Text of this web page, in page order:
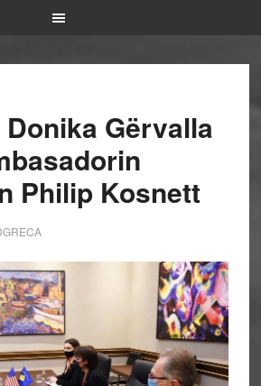
Gërvalla
Philip Kosnett